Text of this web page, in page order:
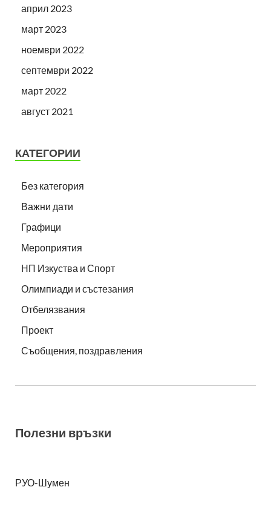
април 2023
март 2023
ноември 2022
септември 2022
март 2022
август 2021
КАТЕГОРИИ
Без категория
Важни дати
Графици
Мероприятия
НП Изкуства и Спорт
Олимпиади и състезания
Отбелязвания
Проект
Съобщения, поздравления
Полезни връзки
РУО-Шумен